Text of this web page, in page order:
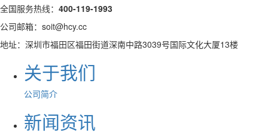
全国服务热线： 400-119-1993
公司邮箱：soit@hcy.cc
地址：深圳市福田区福田街道深南中路3039号国际文化大厦13楼
关于我们
公司简介
新闻资讯